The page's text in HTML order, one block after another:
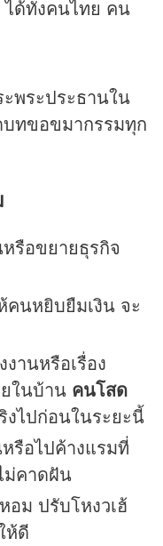
ได้ทั้งคนไทย คน
ะพระประธานใน
บทขอขมากรรมทุก
รือขยายธุรกิจ
คนหยิบยืมเงิน จะ
งานหรือเรื่อง
ในบ้าน คนโสด
ไปก่อนในระยะนี้
รือไปค้างแรมที่
ม่คาดฝัน
อม ปรับโหงวเฮ้
ห้ดี